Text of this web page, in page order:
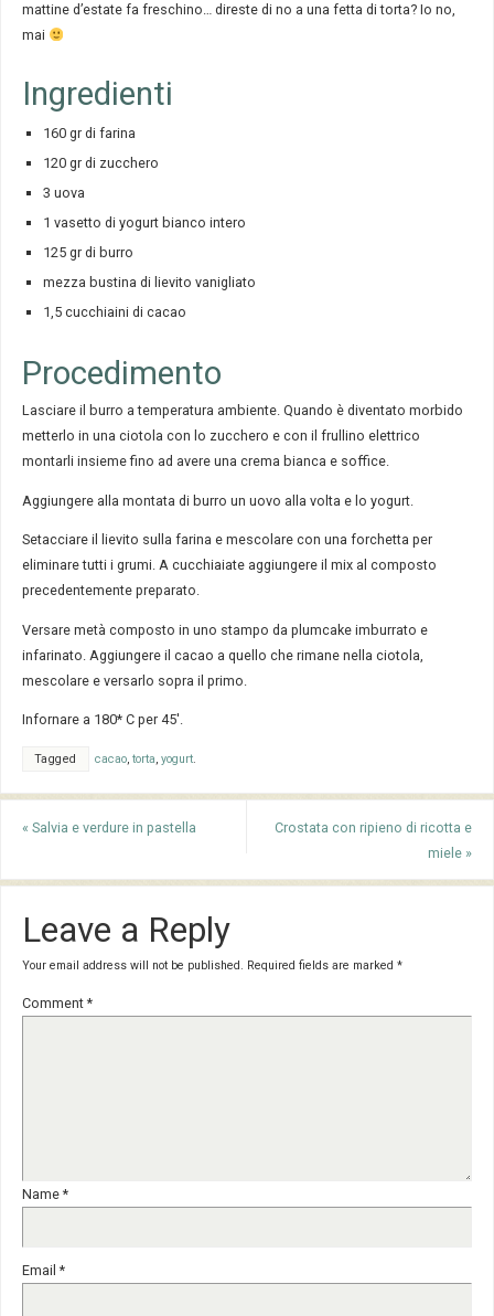
mattine d’estate fa freschino… direste di no a una fetta di torta? Io no,
mai
Ingredienti
160 gr di farina
120 gr di zucchero
3 uova
1 vasetto di yogurt bianco intero
125 gr di burro
mezza bustina di lievito vanigliato
1,5 cucchiaini di cacao
Procedimento
Lasciare il burro a temperatura ambiente. Quando è diventato morbido
metterlo in una ciotola con lo zucchero e con il frullino elettrico
montarli insieme fino ad avere una crema bianca e soffice.
Aggiungere alla montata di burro un uovo alla volta e lo yogurt.
Setacciare il lievito sulla farina e mescolare con una forchetta per
eliminare tutti i grumi. A cucchiaiate aggiungere il mix al composto
precedentemente preparato.
Versare metà composto in uno stampo da plumcake imburrato e
infarinato. Aggiungere il cacao a quello che rimane nella ciotola,
mescolare e versarlo sopra il primo.
Infornare a 180* C per 45′.
Tagged cacao, torta, yogurt.
« Salvia e verdure in pastella
Crostata con ripieno di ricotta e
miele »
Leave a Reply
Your email address will not be published. Required fields are marked *
Comment *
Name *
Email *